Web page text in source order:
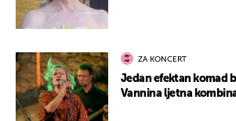
ZA KONCERT
Jedan efektan komad
Vannina ljetna